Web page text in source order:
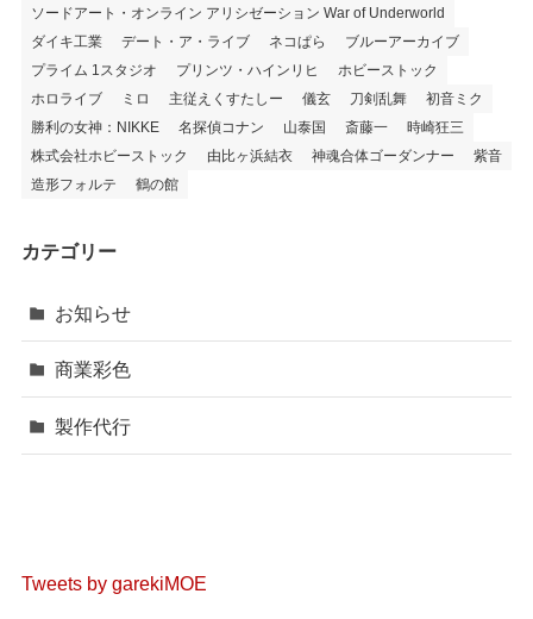
ソードアート・オンライン アリシゼーション War of Underworld
ダイキ工業
デート・ア・ライブ ネコぱら
ブルーアーカイブ
プライム 1スタジオ
プリンツ・ハインリヒ
ホビーストック
ホロライブ
ミロ 主従えくすたしー 儀玄 刀剣乱舞
初音ミク
勝利の女神：NIKKE
名探偵コナン 山泰国 斎藤一
時崎狂三
株式会社ホビーストック
由比ヶ浜結衣 神魂合体ゴーダンナー
紫音
造形フォルテ
鶴の館
カテゴリー
お知らせ
商業彩色
製作代行
Tweets by garekiMOE